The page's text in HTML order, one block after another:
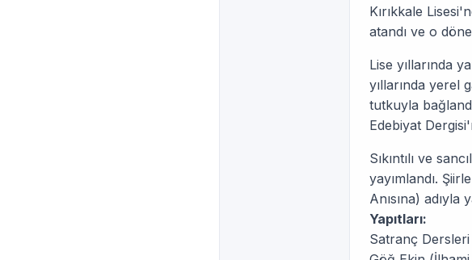
Kırıkkale
atandı ve o
Lise yıllarında
yıllarında yerel
tutkuyla
Edebiyat
Sıkıntılı ve
yayımlandı.
Anısına) adıyla
Yapıtları:
Satranç